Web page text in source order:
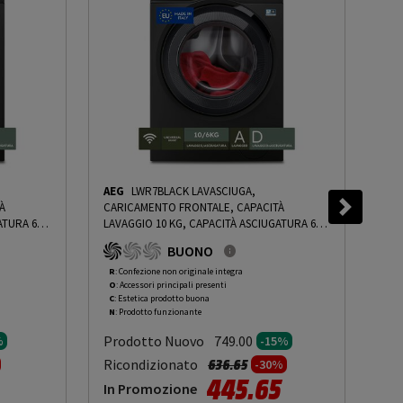
6
CM,
ROAN -
da
AEG LWR7BLACK LAVASCIUGA,
CARICAMENTO FRONTALE, CAPACITÀ
LAVAGGIO 10 KG, CAPACITÀ ASCIUGATURA 6
KG, 13 PROGRAMMI, PROFONDITÀ 63,1 CM,
GIRI 1551 RPM, NERO, CLASSE D - PRMG
GRADING ROCN - 15%-PRMG GRADING ROCN
- 15%
BUONO
R: Confezione non originale integra
O: Accessori principali presenti
C: Estetica prodotto buona
N: Prodotto funzionante
Prodotto Nuovo 749.00 -15%
Ricondizionato Prezzo ridotto da
636.65a-30%
In Promozione 445.65